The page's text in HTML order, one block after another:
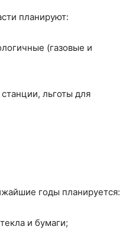
планируют:
(газовые и
льготы для
годы планируется:
и бумаги;